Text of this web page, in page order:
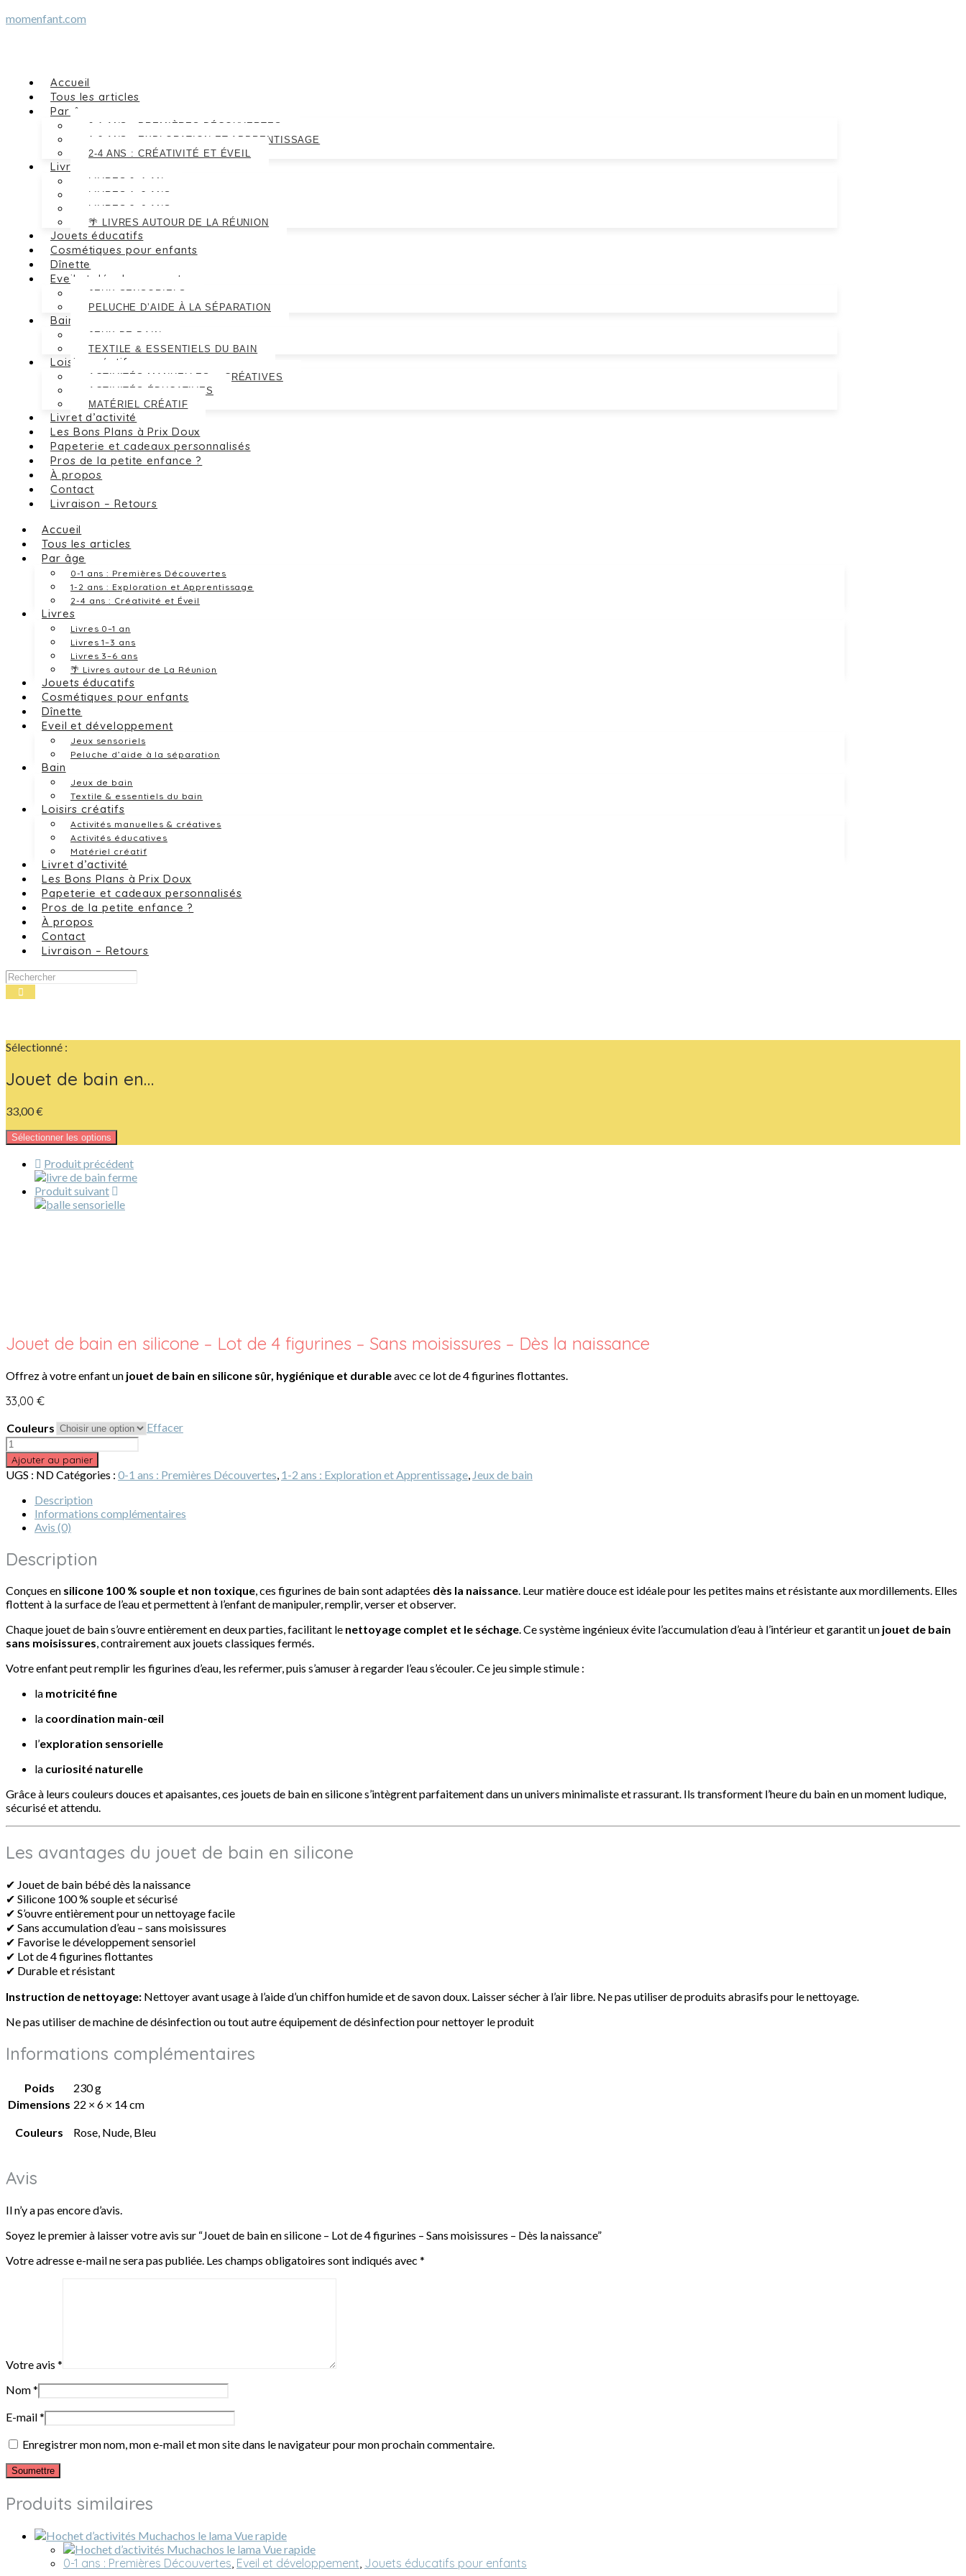
Skip
momenfant.com
Accueil
Tous les articles
Par âge
0-1 ANS : PREMIÈRES DÉCOUVERTES
1-2 ANS : EXPLORATION ET APPRENTISSAGE
2-4 ANS : CRÉATIVITÉ ET ÉVEIL
Livres
LIVRES 0–1 AN
LIVRES 1–3 ANS
LIVRES 3–6 ANS
🌴 LIVRES AUTOUR DE LA RÉUNION
Jouets éducatifs
Cosmétiques pour enfants
Dînette
Eveil et développement
JEUX SENSORIELS
PELUCHE D’AIDE À LA SÉPARATION
Bain
JEUX DE BAIN
TEXTILE & ESSENTIELS DU BAIN
Loisirs créatifs
ACTIVITÉS MANUELLES & CRÉATIVES
ACTIVITÉS ÉDUCATIVES
MATÉRIEL CRÉATIF
Livret d’activité
Les Bons Plans à Prix Doux
Papeterie et cadeaux personnalisés
Pros de la petite enfance ?
À propos
Contact
Livraison – Retours
Accueil
Tous les articles
Par âge
0-1 ans : Premières Découvertes
1-2 ans : Exploration et Apprentissage
2-4 ans : Créativité et Éveil
Livres
Livres 0–1 an
Livres 1–3 ans
Livres 3–6 ans
🌴 Livres autour de La Réunion
Jouets éducatifs
Cosmétiques pour enfants
Dînette
Eveil et développement
Jeux sensoriels
Peluche d’aide à la séparation
Bain
Jeux de bain
Textile & essentiels du bain
Loisirs créatifs
Activités manuelles & créatives
Activités éducatives
Matériel créatif
Livret d’activité
Les Bons Plans à Prix Doux
Papeterie et cadeaux personnalisés
Pros de la petite enfance ?
À propos
Contact
Livraison – Retours
Sélectionné :
Jouet de bain en…
33,00€
Sélectionner les options
Produit précédent
Produit suivant
Jouet de bain en silicone – Lot de 4 figurines – Sans moisissures – Dès la naissance
Offrez à votre enfant un jouet de bain en silicone sûr, hygiénique et durableavec ce lot de 4 figurines flottantes.
33,00 €
Couleurs
Effacer
quantité
de
Jouet
de
bain
silicone
Lot
de
figurines
–
moisissures
–
la
naissance
Ajouter au panier
UGS : NDCatégories : 0-1 ans : Premières Découvertes 1-2 ans : Exploration et Apprentissage Jeux de bain
Description
Informations complémentaires
Avis (0)
Description
Conçues en silicone 100 % souple et non toxique, ces figurines de bain sont adaptées dès la naissance. Leur matière douce est idéale pour les petites mains et résistante aux mordillements. Elles
flottent à la surface de l’eau et permettent à l’enfant de manipuler, remplir, verser et observer.
Chaque jouet de bain s’ouvre entièrement en deux parties, facilitant le nettoyage complet et le séchage. Ce système ingénieux évite l’accumulation d’eau à l’intérieur et garantit un jouet de bain
sans moisissures, contrairement aux jouets classiques fermés.
Votre enfant peut remplir les figurines d’eau, les refermer, puis s’amuser à regarder l’eau s’écouler. Ce jeu simple stimule :
la motricité fine
la coordination main-œil
l’exploration sensorielle
la curiosité naturelle
Grâce à leurs couleurs douces et apaisantes, ces jouets de bain en silicone s’intègrent parfaitement dans un univers minimaliste et rassurant. Ils transforment l’heure du bain en un moment ludique,
sécurisé et attendu.
Les avantages du jouet de bain en silicone
✔ Jouet de bain bébé dès la naissance
✔ Silicone 100 % souple et sécurisé
✔ S’ouvre entièrement pour un nettoyage facile
✔ Sans accumulation d’eau – sans moisissures
✔ Favorise le développement sensoriel
✔ Lot de 4 figurines flottantes
✔ Durable et résistant
Instruction de nettoyage: Nettoyer avant usage à l’aide d’un chiffon humide et de savon doux. Laisser sécher à l’air libre. Ne pas utiliser de produits abrasifs pour le nettoyage.
Ne pas utiliser de machine de désinfection ou tout autre équipement de désinfection pour nettoyer le produit
Informations complémentaires
Poids
230 g
Dimensions 22 × 6 × 14 cm
Couleurs Rose, Nude, Bleu
Avis
Il n’y a pas encore d’avis.
Soyez le premier à laisser votre avis sur “Jouet de bain en silicone – Lot de 4 figurines – Sans moisissures – Dès la naissance”
Votre adresse e-mail ne sera pas publiée. Les champs obligatoires sont indiqués avec *
Votre avis *
Nom*
E-mail*
Enregistrer mon nom, mon e-mail et mon site dans le navigateur pour mon prochain commentaire.
Produits similaires
Vue rapide
Vue rapide
0-1 ans : Premières Découvertes Eveil et développement Jouets éducatifs pour enfants